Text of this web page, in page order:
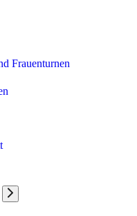
Frauenturnen